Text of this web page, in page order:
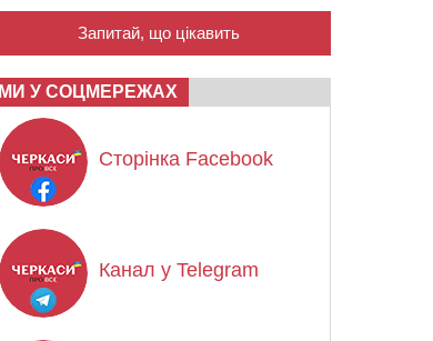
Запитай, що цікавить
МИ У СОЦМЕРЕЖАХ
Сторінка Facebook
Канал у Telegram